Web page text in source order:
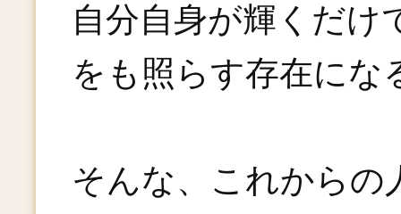
自分自身が輝くだけ
をも照らす存在にな
そんな、これからの